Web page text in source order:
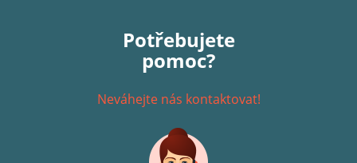
Potřebujete
pomoc?
Neváhejte nás kontaktovat!